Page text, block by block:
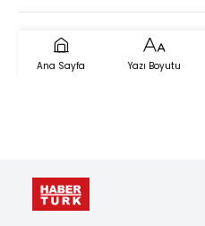
Ana Sayfa Yazı Boyutu